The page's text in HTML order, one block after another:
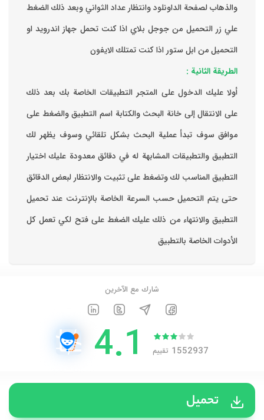
والذهاب لصفحة الداونلود وانتظار عداد الثواني وبعد ذلك الضغط
علي زر التحميل من جوجل بلاي اذا كنت تحمل جهاز اندرويد او
التحميل من ابل ستور اذا كنت تمتلك الايفون
الطريقة الثانية :
‏أولا عليك الدخول على المتجر التطبيقات الخاصة بك ‏بعد ذلك
على الانتقال إلى خانة البحث والكتابة اسم التطبيق والضغط على
موافق ‏سوف تبدأ عملية البحث بشكل تلقائي وسوف يظهر لك
التطبيق والتطبيقات المشابهة له في دقائق معدودة ‏عليك اختيار
التطبيق المناسب لك وتضغط على تثبيت والانتظار لبعض الدقائق
حتى يتم التحميل حسب السرعة الخاصة بالإنترنت ‏عند تحميل
التطبيق والانتهاء من ذلك عليك الضغط على فتح لكي تعمل كل
الأدوات الخاصة بالتطبيق
شارك مع الآخرين
1552937 تقييم 4.1
تحميل